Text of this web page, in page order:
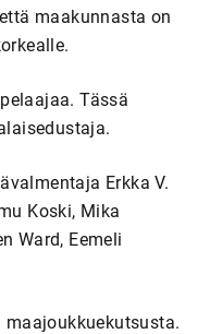
maakunnasta on
Tässä
Erkka V.
Koski, Mika
Ward, Eemeli
maajoukkuekutsusta.